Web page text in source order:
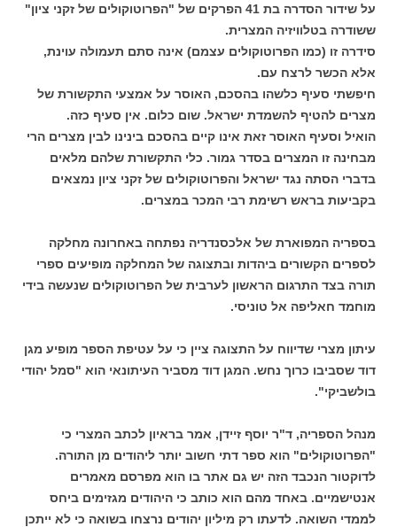
על שידור הסדרה בת 41 הפרקים של "הפרוטוקולים של זקני ציון"
ששודרה בטלוויזיה המצרית.
סידרה זו (כמו הפרוטוקולים עצמם) אינה סתם תעמולה עוינת,
אלא הכשר לרצח עם.
חיפשתי סעיף כלשהו בהסכם, האוסר על אמצעי התקשורת של
מצרים להטיף להשמדת ישראל. שום כלום. אין סעיף כזה.
הואיל וסעיף האוסר זאת אינו קיים בהסכם בינינו לבין מצרים הרי
מבחינה זו המצרים בסדר גמור. כלי התקשורת שלהם מלאים
בדברי הסתה נגד ישראל והפרוטוקולים של זקני ציון נמצאים
בקביעות בראש רשימת רבי המכר במצרים.
בספריה המפוארת של אלכסנדריה נפתחה באחרונה מחלקה
לספרים הקשורים ביהדות ובתצוגה של המחלקה מופיעים ספרי
תורה בצד התרגום הראשון לערבית של הפרוטוקולים שנעשה בידי
מוחמד חאליפה אל טוניסי.
עיתון מצרי שדיווח על התצוגה ציין כי על עטיפת הספר מופיע מגן
דוד שסביבו כרוך נחש. המגן דוד מסביר העיתונאי הוא "סמל יהודי
בולשביקי".
מנהל הספריה, ד"ר יוסף זיידן, אמר בראיון לכתב המצרי כי
"הפרוטוקולים" הוא ספר דתי חשוב יותר ליהודים מן התורה.
לדוקטור הנכבד הזה יש גם אתר בו הוא מפרסם מאמרים
אנטישמיים. באחד מהם הוא כותב כי היהודים מגזימים ביחס
לממדי השואה. לדעתו רק מיליון יהודים נרצחו בשואה כי לא ייתכן